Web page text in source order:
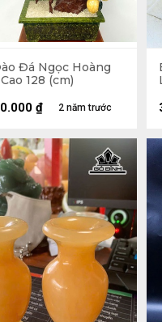
Đá Ngọc Hoàng
128 (cm)
2 năm trước
₫